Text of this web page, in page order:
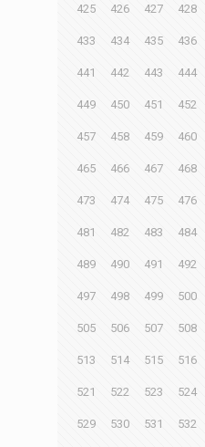
425 426 427 428
433 434 435 436
441 442 443 444
449 450 451 452
457 458 459 460
465 466 467 468
473 474 475 476
481 482 483 484
489 490 491 492
497 498 499 500
505 506 507 508
513 514 515 516
521 522 523 524
529 530 531 532